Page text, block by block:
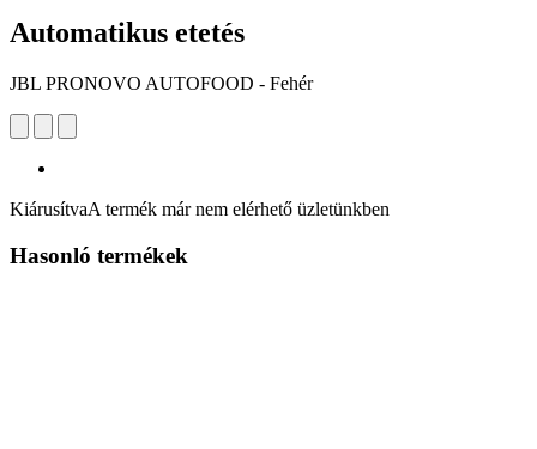
Automatikus etetés
JBL PRONOVO AUTOFOOD - Fehér
KiárusítvaA termék már nem elérhető üzletünkben
Hasonló termékek